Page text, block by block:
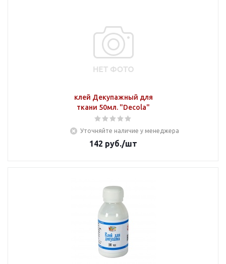
клей Декупажный для
ткани 50мл. "Decola"
Уточняйте наличие у менеджера
142 руб./шт